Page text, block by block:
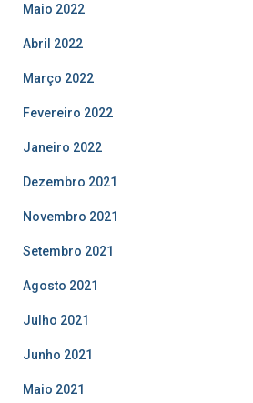
Maio 2022
Abril 2022
Março 2022
Fevereiro 2022
Janeiro 2022
Dezembro 2021
Novembro 2021
Setembro 2021
Agosto 2021
Julho 2021
Junho 2021
Maio 2021